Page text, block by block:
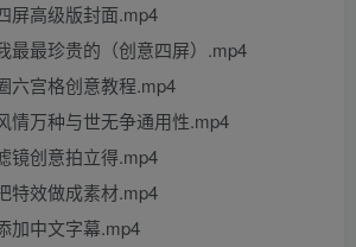
屏高级版封面.mp4
最最珍贵的（创意四屏）.mp4
六宫格创意教程.mp4
情万种与世无争通用性.mp4
镜创意拍立得.mp4
特效做成素材.mp4
加中文字幕.mp4